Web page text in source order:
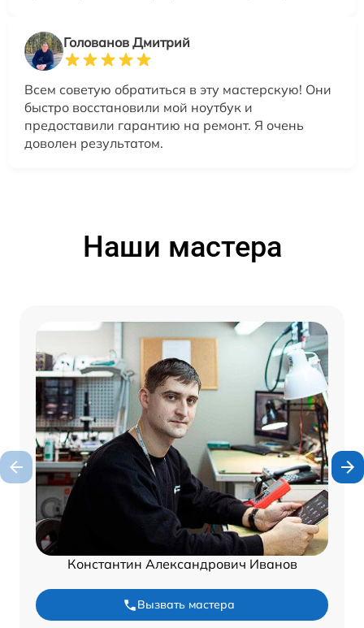
Голованов Дмитрий
Всем советую обратиться в эту мастерскую! Они
быстро восстановили мой ноутбук и
предоставили гарантию на ремонт. Я очень
доволен результатом.
Наши мастера
Константин Александрович Иванов
Вызвать мастера